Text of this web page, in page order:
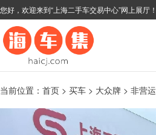
您好，欢迎来到“上海二手车交易中心”网上展厅！
当前位置： 首页 > 买车 > 大众牌 > 非营运